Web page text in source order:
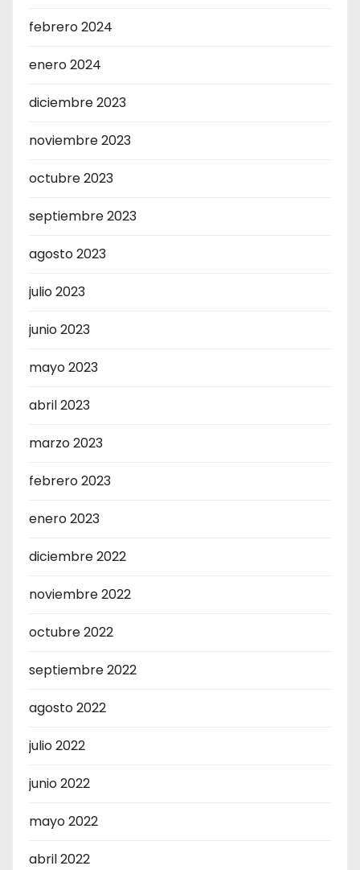
febrero 2024
enero 2024
diciembre 2023
noviembre 2023
octubre 2023
septiembre 2023
agosto 2023
julio 2023
junio 2023
mayo 2023
abril 2023
marzo 2023
febrero 2023
enero 2023
diciembre 2022
noviembre 2022
octubre 2022
septiembre 2022
agosto 2022
julio 2022
junio 2022
mayo 2022
abril 2022